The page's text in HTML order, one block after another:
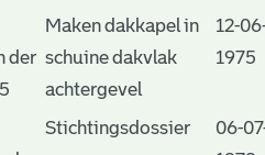
der
Maken dakkapel in
schuine dakvlak
achtergevel
12-
1975
Stichtingsdossier
06-